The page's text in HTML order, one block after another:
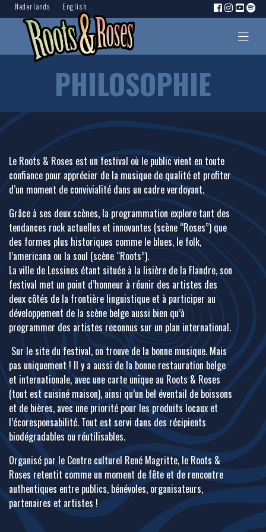
Nederlands English
PHILOSOPHIE
Le Roots & Roses est un festival où le public vient en toute
confiance pour apprécier de la musique de qualité et profiter
d’un moment de convivialité dans un cadre verdoyant.
Grâce à ses deux scènes, la programmation explore tant des
tendances rock actuelles et innovantes (scène “Roses”) que
des formes plus historiques comme le blues, le folk,
l’americana ou la soul (scène “Roots”).
La ville de Lessines étant située à la lisière de la Flandre, son
festival met un point d’honneur à réunir des artistes des
deux côtés de la frontière linguistique et à participer au
développement de la scène belge aussi bien qu’à
programmer des artistes reconnus sur un plan international.
Sur le site du festival, on trouve de la bonne musique. Mais
pas uniquement ! Il y a aussi de la bonne restauration belge
et internationale, avec une carte unique au Roots & Roses
(tout est cuisiné maison), ainsi qu’un bel éventail de boissons
et de bières, avec une priorité pour les produits locaux et
l’écoresponsabilité. Tout est servi dans des récipients
biodégradables ou réutilisables.
Organisé par le Centre culturel René Magritte, le Roots &
Roses retentit comme un moment de fête et de rencontre
authentiques entre publics, bénévoles, organisateurs,
partenaires et artistes !